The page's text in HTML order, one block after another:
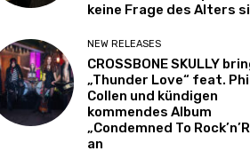
keine Frage des Alters
NEW RELEASES
CROSSBONE SKULLY
„Thunder Love“ feat. Phil
Collen und kündigen
kommendes Album
„Condemned To
an